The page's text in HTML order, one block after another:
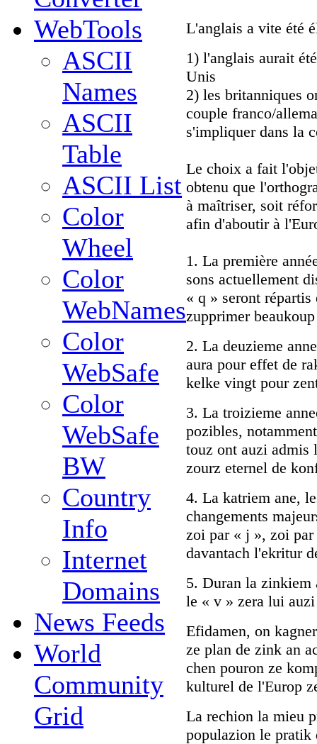
WebTools
ASCII
Names
ASCII
Table
ASCII List
Color
Wheel
Color
WebNames
Color
WebSafe
Color
WebSafe
BW
Country
Info
Internet
Domains
News Feeds
World
Community
Grid
L'anglais a vite été
1) l'anglais aurait
Unis
2) les britanniques
couple franco/
s'impliquer dans la
Le choix a fait
obtenu que
à maîtriser, soit
afin d'aboutir à
1. La première
sons actuellement
« q » seront
zupprimer
2. La deuzieme
aura pour effet de
kelke vingt pour
3. La troizieme
pozibles,
touz ont auzi admis
zourz eternel de
4. La katriem ane,
changements
zoi par « j », zoi
davantach l'ekritur
5. Duran la zinkiem
le « v » zera lui
Efidamen, on
ze plan de zink an
chen pouron ze
kulturel de l'Europ
La rechion la mieu
populazion le pratik